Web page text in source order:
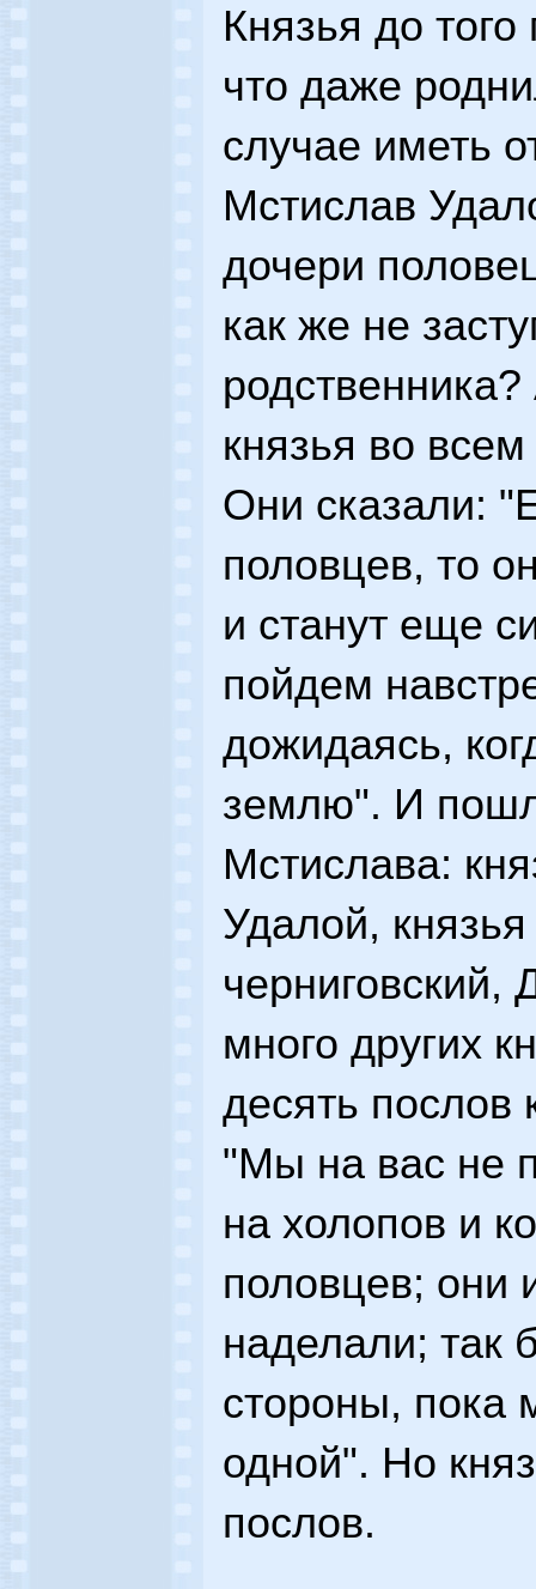
Князья до
что даже
случае иметь
Мстислав
дочери
как же не
князья во
Они сказали:
половцев, то
и станут еще
пойдем
дожидаясь,
землю". И
Мстислава:
Удалой,
много других
десять послов
"Мы на вас не
на холопов и
половцев; они
наделали; так
стороны, пока
одной". Но
послов.